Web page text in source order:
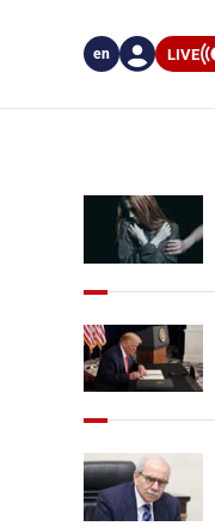
LIVE
en